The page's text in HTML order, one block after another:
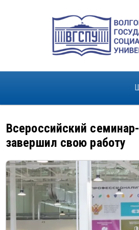
Всероссийский
завершил свою работу
Изображение